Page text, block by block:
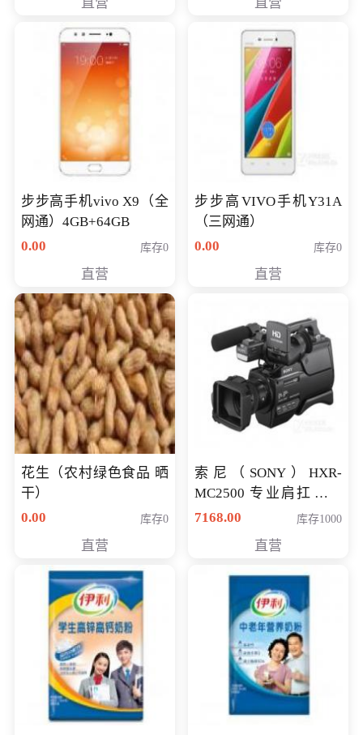
NV930-2G独
步步高手机vivo X9（全
网通）4GB+64GB
0.00
库存0
直营
步步高VIVO手机Y31A
（三网通）
0.00
库存0
直营
花生（农村绿色食品 晒
干）
0.00
库存0
直营
索尼（SONY）HXR-
MC2500 专业肩扛式存
储卡全高清摄录一体机
清入门级摄像机
7168.00 库存1000
直营